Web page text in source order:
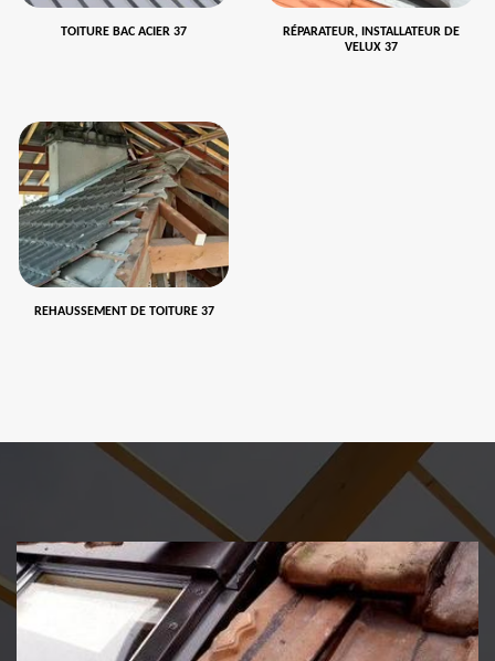
TOITURE BAC ACIER 37
RÉPARATEUR, INSTALLATEUR DE
VELUX 37
REHAUSSEMENT DE TOITURE 37